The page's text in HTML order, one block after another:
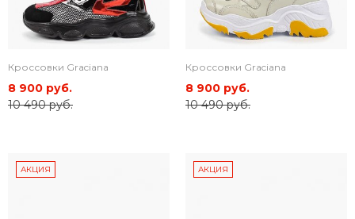
Кроссовки Graciana
8 900 руб.
10 490 руб.
Кроссовки Graciana
8 900 руб.
10 490 руб.
АКЦИЯ АКЦИЯ